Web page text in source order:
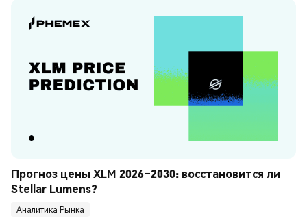
Прогноз цены XLM 2026–2030: восстановится ли
Stellar Lumens?
Аналитика Рынка